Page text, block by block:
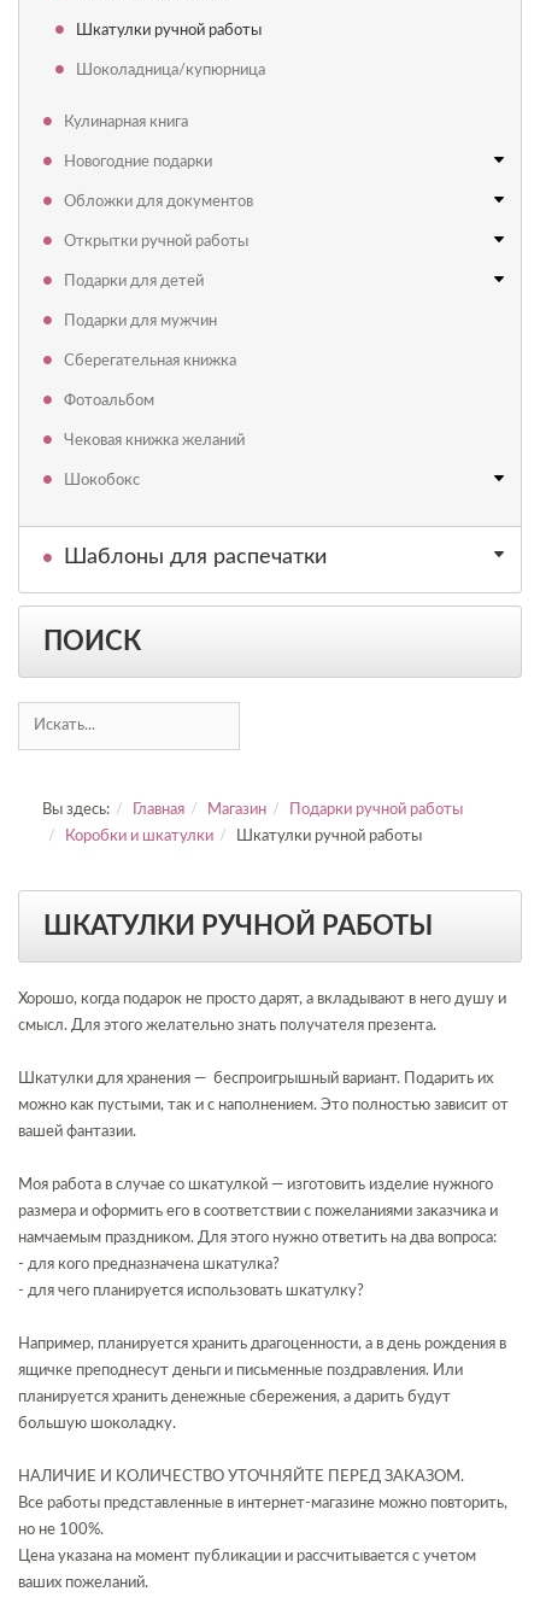
Шкатулки ручной работы
Шоколадница/купюрница
Кулинарная книга
Новогодние подарки
Обложки для документов
Открытки ручной работы
Подарки для детей
Подарки для мужчин
Сберегательная книжка
Фотоальбом
Чековая книжка желаний
Шокобокс
Шаблоны для распечатки
ПОИСК
Вы здесь: Главная Магазин
Подарки ручной работы
Коробки и шкатулки
Шкатулки ручной работы
ШКАТУЛКИ РУЧНОЙ РАБОТЫ
Хорошо, когда подарок не просто дарят, а вкладывают в него душу и
смысл. Для этого желательно знать получателя презента.
Шкатулки для хранения — беспроигрышный вариант. Подарить их
можно как пустыми, так и с наполнением. Это полностью зависит от
вашей фантазии.
Моя работа в случае со шкатулкой — изготовить изделие нужного
размера и оформить его в соответствии с пожеланиями заказчика и
намчаемым праздником. Для этого нужно ответить на два вопроса:
- для кого предназначена шкатулка?
- для чего планируется использовать шкатулку?
Например, планируется хранить драгоценности, а в день рождения в
ящичке преподнесут деньги и письменные поздравления. Или
планируется хранить денежные сбережения, а дарить будут
большую шоколадку.
НАЛИЧИЕ И КОЛИЧЕСТВО УТОЧНЯЙТЕ ПЕРЕД ЗАКАЗОМ.
Все работы представленные в интернет-магазине можно повторить,
но не 100%.
Цена указана на момент публикации и рассчитывается с учетом
ваших пожеланий.